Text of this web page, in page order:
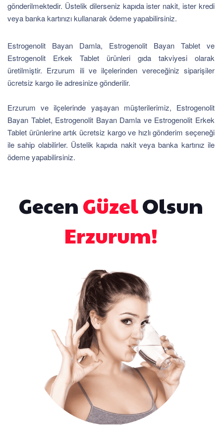
gönderilmektedir. Üstelik dilerseniz kapıda ister nakit, ister kredi
veya banka kartınızı kullanarak ödeme yapabilirsiniz.
Estrogenolit Bayan Damla, Estrogenolit Bayan Tablet ve
Estrogenolit Erkek Tablet ürünleri gıda takviyesi olarak
üretilmiştir. Erzurum ili ve ilçelerinden vereceğiniz siparişiler
ücretsiz kargo ile adresinize gönderilir.
Erzurum ve ilçelerinde yaşayan müşterilerimiz, Estrogenolit
Bayan Tablet, Estrogenolit Bayan Damla ve Estrogenolit Erkek
Tablet ürünlerine artık ücretsiz kargo ve hızlı gönderim seçeneği
ile sahip olabilirler. Üstelik kapıda nakit veya banka kartınız ile
ödeme yapabilirsiniz.
GecenGüzelOlsun
Erzurum!